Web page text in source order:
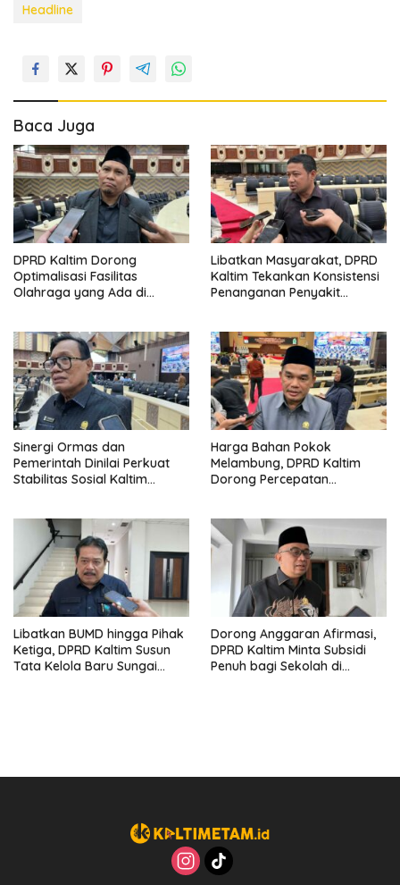
Headline
Baca Juga
DPRD Kaltim Dorong
Optimalisasi Fasilitas
Olahraga yang Ada di
Libatkan Masyarakat, DPRD
Kaltim Tekankan Konsistensi
Penanganan Penyakit
Sinergi Ormas dan
Pemerintah Dinilai Perkuat
Stabilitas Sosial Kaltim
Harga Bahan Pokok
Melambung, DPRD Kaltim
Dorong Percepatan
Libatkan BUMD hingga Pihak
Ketiga, DPRD Kaltim Susun
Tata Kelola Baru Sungai
Dorong Anggaran Afirmasi,
DPRD Kaltim Minta Subsidi
Penuh bagi Sekolah di